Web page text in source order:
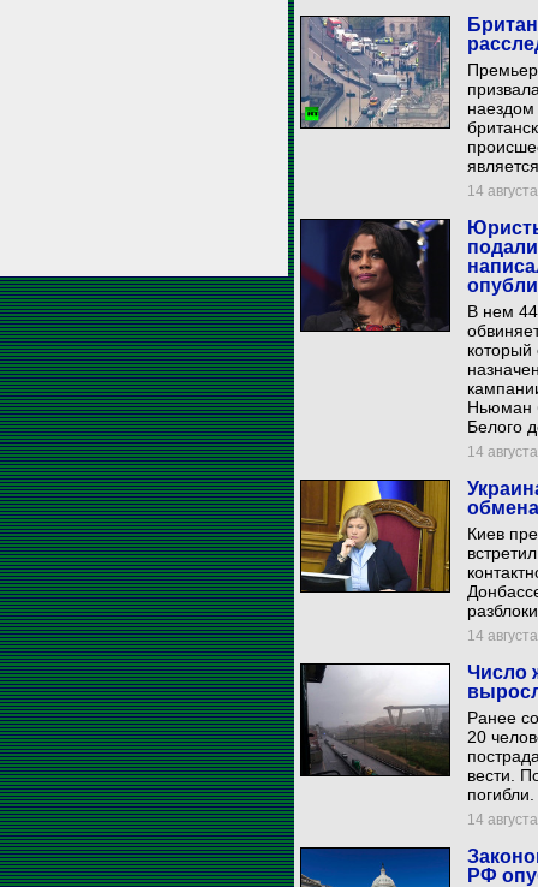
наездом
14
В нем
который
Ньюман
Белого
14
Киев
14
Число
Ранее
20
вести.
погибли.
14
РФ